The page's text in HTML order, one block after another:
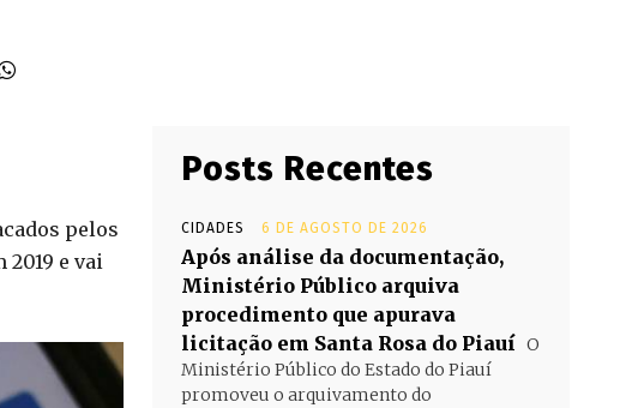
pelos
e vai
Posts Recentes
CIDADES 6 DE AGOSTO DE 2026
Após análise da documentação,
Ministério Público arquiva
procedimento que apurava
licitação em Santa Rosa do Piauí O
Ministério Público do Estado do Piauí
promoveu o arquivamento do